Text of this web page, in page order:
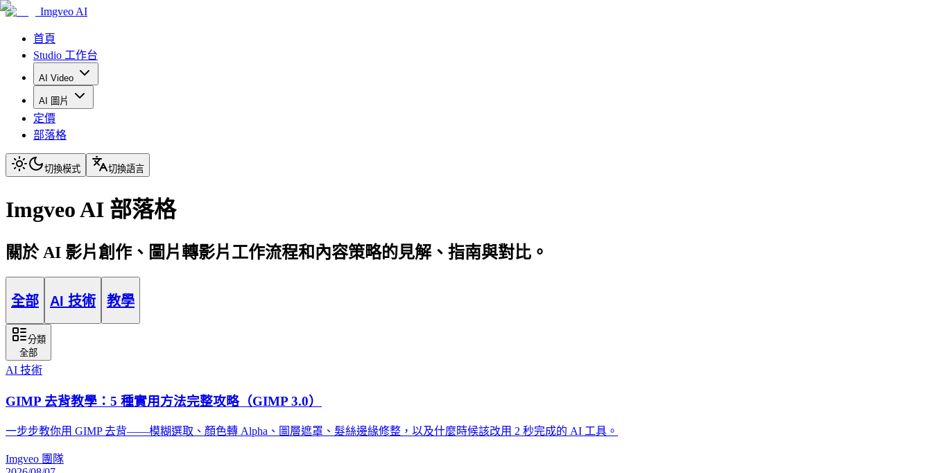
Imgveo AI
首頁
Studio 工作台
AI Video
AI 圖片
定價
部落格
切換模式 切換語言
Imgveo AI 部落格
關於 AI 影片創作、圖片轉影片工作流程和內容策略的見解、指南與對比。
全部 AI 技術 教學
分類
全部
AI 技術
GIMP 去背教學：5 種實用方法完整攻略（GIMP 3.0）
一步步教你用 GIMP 去背——模糊選取、顏色轉 Alpha、圖層遮罩、髮絲邊緣修整，以及什麼時候該改用 2 秒完成的 AI 工具。
Imgveo 團隊